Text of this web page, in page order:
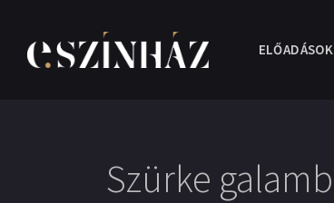
ELŐADÁSOK
Szürke galamb